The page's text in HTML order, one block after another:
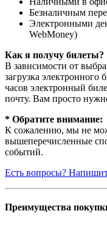
Безналичным
Электронными
WebMoney)
Как я получу билеты?
В зависимости от
загрузка электронного
часов электронный
почту. Вам просто
* Обратите внимание:
К сожалению, мы не
вышеперечисленные
событий.
Есть вопросы?
Преимущества